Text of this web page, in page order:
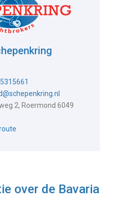
2, Roermond 6049
over de Bavaria